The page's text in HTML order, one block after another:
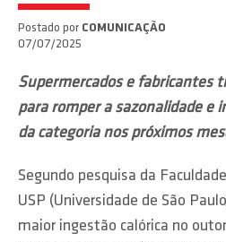
Postado por COMUNICAÇÃO
07/07/2025
Supermercados e fabricantes
para romper a sazonalidade e
da categoria nos próximos
Segundo pesquisa da
USP (Universidade de São
maior ingestão calórica no